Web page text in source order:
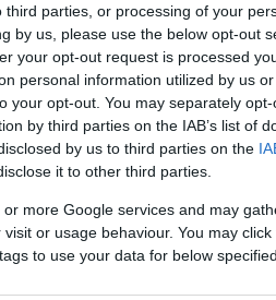
parties, or processing of your
by us, please use the below opt-out
your opt-out request is processed
personal information utilized by us
your opt-out. You may separately
by third parties on the IAB’s list of
by us to third parties on the
it to other third parties.
more Google services and may
or usage behaviour. You may
to use your data for below
σε υστερεκτομή
υποτροπίασε το
της υγείας της.
προχώρησε σε
έναν
η ίδια, ενώ λίγο
της μήνυμα προς